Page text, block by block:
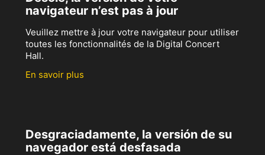
navigateur n’est pas à jour
Veuillez mettre à jour votre navigateur pour utiliser
toutes les fonctionnalités de la Digital Concert
Hall.
En savoir plus
Desgraciadamente, la versión de su
navegador está desfasada